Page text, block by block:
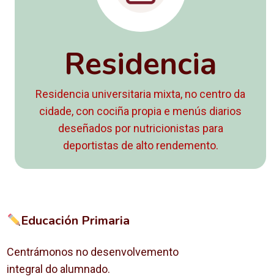
Residencia
Residencia universitaria mixta, no centro da
cidade, con cociña propia e menús diarios
deseñados por nutricionistas para
deportistas de alto rendemento.
Educación Primaria
Centrámonos no desenvolvemento
integral do alumnado.